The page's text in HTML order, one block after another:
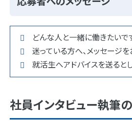
どんな人と一緒に働きたいで
迷っている方へ、メッセージを
就活生へアドバイスを送ると
社員インタビュー執筆